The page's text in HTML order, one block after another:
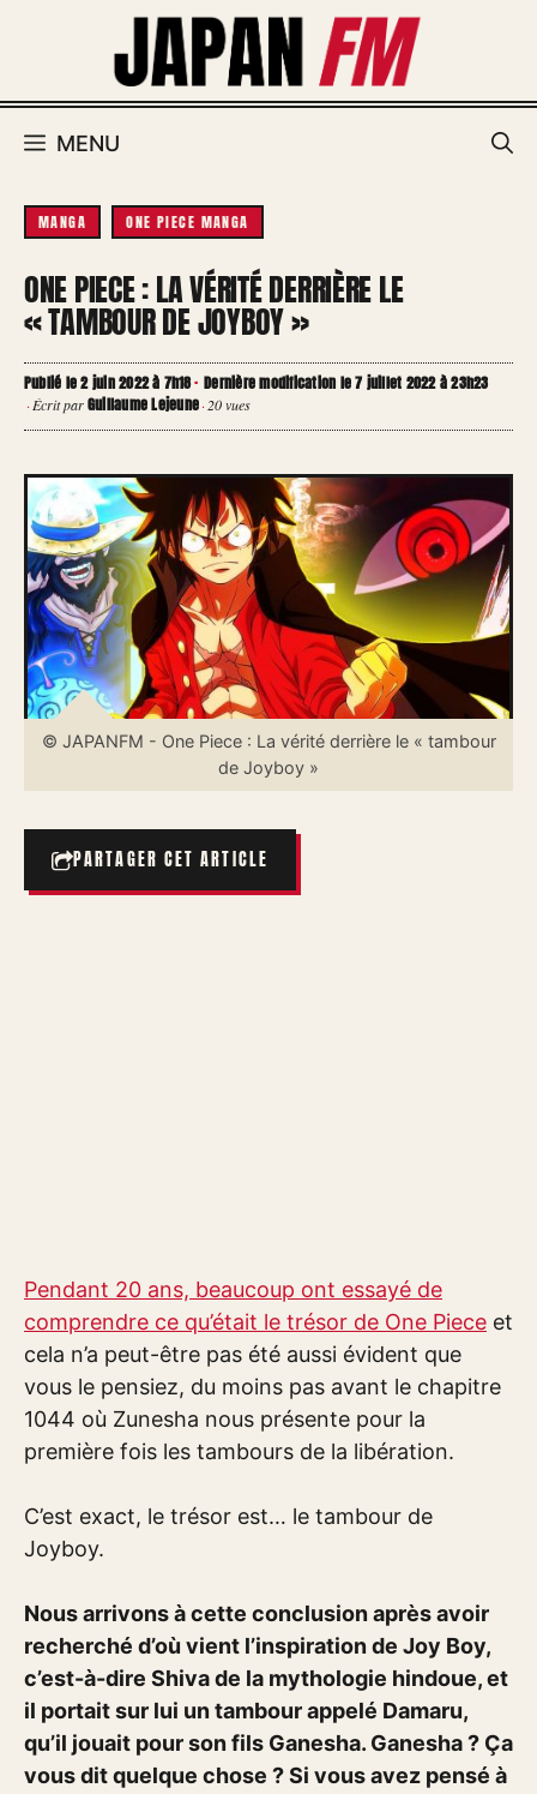
MENU
MANGA ONE PIECE MANGA
ONE PIECE : LA VÉRITÉ DERRIÈRE LE
« TAMBOUR DE JOYBOY »
Publié le 2 juin 2022 à 7h18· Dernière modification le 7 juillet 2022 à 23h23
·Écrit parGuillaume Lejeune·20 vues
© JAPANFM - One Piece : La vérité derrière le « tambour
de Joyboy »
PARTAGER CET ARTICLE
Pendant 20 ans, beaucoup ont essayé de
comprendre ce qu’était le trésor de One Piece et
cela n’a peut-être pas été aussi évident que
vous le pensiez, du moins pas avant le chapitre
1044 où Zunesha nous présente pour la
première fois les tambours de la libération.
C’est exact, le trésor est… le tambour de
Joyboy.
Nous arrivons à cette conclusion après avoir
recherché d’où vient l’inspiration de Joy Boy,
c’est-à-dire Shiva de la mythologie hindoue, et
il portait sur lui un tambour appelé Damaru,
qu’il jouait pour son fils Ganesha. Ganesha ? Ça
vous dit quelque chose ? Si vous avez pensé à